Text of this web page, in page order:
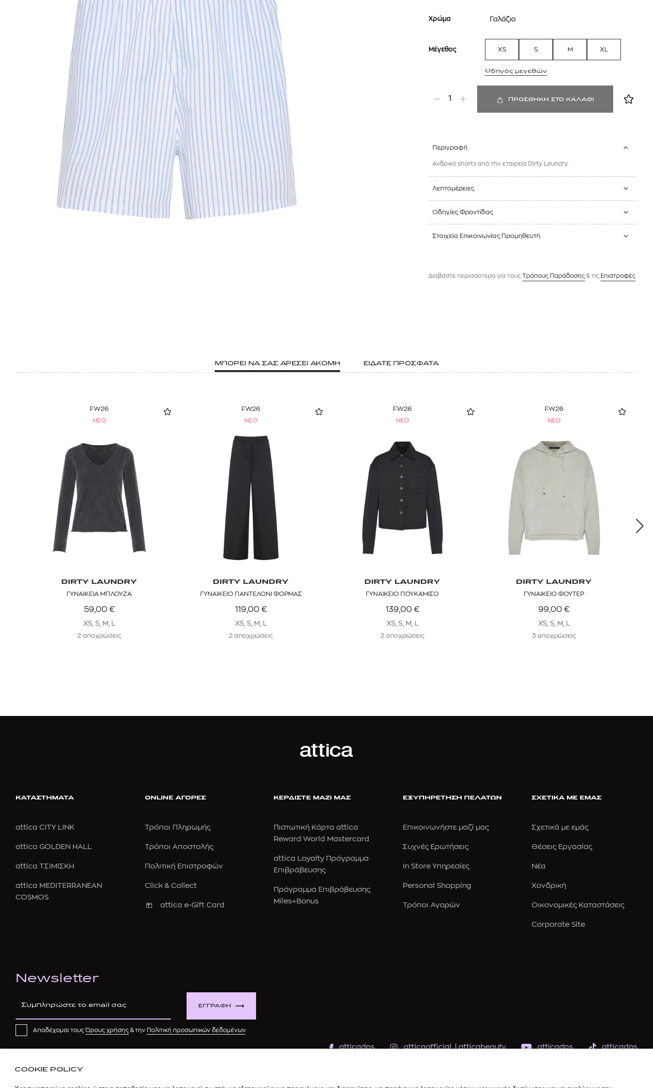
sandro
TOM FORD
SOLEIL BLANC PARFUM EAU DE TOILETTE | 50ml
365,00 € OFFER
102,00 € 15% 61,84 € OFFER
Χρώμα Γαλάζιο
Μέγεθος XS S M XL
Οδηγός μεγεθών
1 ΠΡΟΣΘΗΚΗ ΣΤΟ ΚΑΛΑΘΙ
Περιγραφή
Ανδρικό shorts από την εταιρεία Dirty Laundry.
Λεπτομέρειες
Οδηγίες Φροντίδας
Στοιχεία Επικοινωνίας Προμηθευτή
Διαβάστε περισσότερα για τους Tρόπους Παράδοσης & τις Επιστροφές
ΜΠΟΡΕΙ ΝΑ ΣΑΣ ΑΡΕΣΕΙ ΑΚΟΜΗ ΕΙΔΑΤΕ ΠΡΟΣΦΑΤΑ
FW26
NEO
DIRTY LAUNDRY
ΓΥΝΑΙΚΕΙΑ ΜΠΛΟΥΖΑ
59,00 €
XS, S, M, L
2 αποχρώσεις
FW26
NEO
DIRTY LAUNDRY
ΓΥΝΑΙΚΕΙΟ ΠΑΝΤΕΛΟΝΙ ΦΟΡΜΑΣ
119,00 €
XS, S, M, L
2 αποχρώσεις
FW26
NEO
DIRTY LAUNDRY
ΓΥΝΑΙΚΕΙΟ ΠΟΥΚΑΜΙΣΟ
139,00 €
XS, S, M, L
2 αποχρώσεις
FW26
NEO
DIRTY LAUNDRY
ΓΥΝΑΙΚΕΙΟ ΦΟΥΤΕΡ
99,00 €
XS, S, M, L
3 αποχρώσεις
ΚΑΤΑΣΤΗΜΑΤΑ
attica CITY LINK
attica GOLDEN HALL
attica ΤΣΙΜΙΣΚΗ
attica MEDITERRANEAN
COSMOS
ONLINE ΑΓΟΡΕΣ
Τρόποι Πληρωμής
Τρόποι Αποστολής
Πολιτική Επιστροφών
Click & Collect
attica e-Gift Card
ΚΕΡΔΙΣΤΕ ΜΑΖΙ ΜΑΣ
Πιστωτική Κάρτα attica
Reward World Mastercard
attica Loyalty Πρόγραμμα
Επιβράβευσης
Πρόγραμμα Επιβράβευσης
Miles+Bonus
ΕΞΥΠΗΡΕΤΗΣΗ ΠΕΛΑΤΩΝ
Επικοινωνήστε μαζί μας
Συχνές Ερωτήσεις
In Store Υπηρεσίες
Personal Shopping
Τρόποι Αγορών
ΣΧΕΤΙΚΑ ΜΕ ΕΜΑΣ
Σχετικά με εμάς
Θέσεις Εργασίας
Νέα
Χονδρική
Οικονομικές Καταστάσεις
Corporate Site
Newsletter
ΕΓΓΡΑΦΗ
Αποδέχομαι τουςΌρους χρήσης & την Πολιτική προσωπικών δεδομένων.
atticadps atticaofficial |atticabeauty atticadps atticadps
COOKIE POLICY